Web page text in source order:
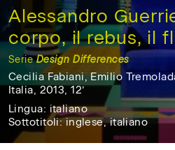
Alessandro
corpo, il rebus, il
SerieDesign Differences
Cecilia Fabiani, Emilio
Italia, 2013, 12’
Italia,
2013,
12'
Lingua: italiano
Sottotitoli: inglese, italiano